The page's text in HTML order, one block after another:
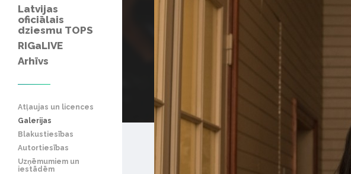
Latvijas
oficiālais
dziesmu TOPS
RIGaLIVE
Arhīvs
Atļaujas un licences
Galerijas
Blakustiesības
Autortiesības
Uzņēmumiem un
iestādēm